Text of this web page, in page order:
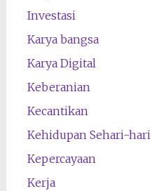
Investasi
Karya bangsa
Karya Digital
Keberanian
Kecantikan
Kehidupan Sehari-hari
Kepercayaan
Kerja